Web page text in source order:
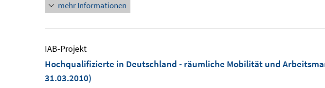
mehr Informationen
IAB-Projekt
Hochqualifizierte in Deutschland - räumliche Mobilität und
31.03.2010)